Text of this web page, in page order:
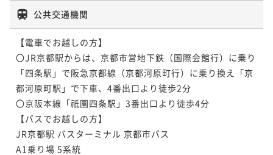
公共交通機関
【電車でお越しの方】
〇JR京都駅からは、京都市営地下鉄（国際会館行）に乗り
「四条駅」で阪急京都線（京都河原町行）に乗り換え「京
都河原町駅」で下車、4番出口より徒歩2分
〇京阪本線「祇園四条駅」3番出口より徒歩4分
【バスでお越しの方】
JR京都駅 バスターミナル 京都市バス
A1乗り場 5系統